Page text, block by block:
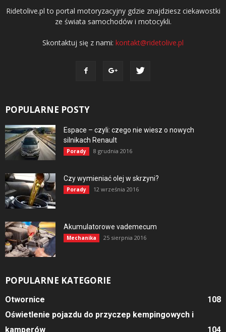
Ridetolive.pl to portal motoryzacyjny gdzie znajdziesz ciekawostki
ze świata samochodów i motocykli.
Skontaktuj się z nami: kontakt@ridetolive.pl
POPULARNE POSTY
Espace – czyli: czego nie wiesz o nowych
silnikach Renault
Porady 8 grudnia 2016
Czy wymieniać olej w skrzyni?
Porady 12 września 2016
Akumulatorowe vademecum
Mechanika 25 sierpnia 2016
POPULARNE KATEGORIE
Otwornice
108
Oświetlenie pojazdu do przyczep kempingowych i
kamperów
104